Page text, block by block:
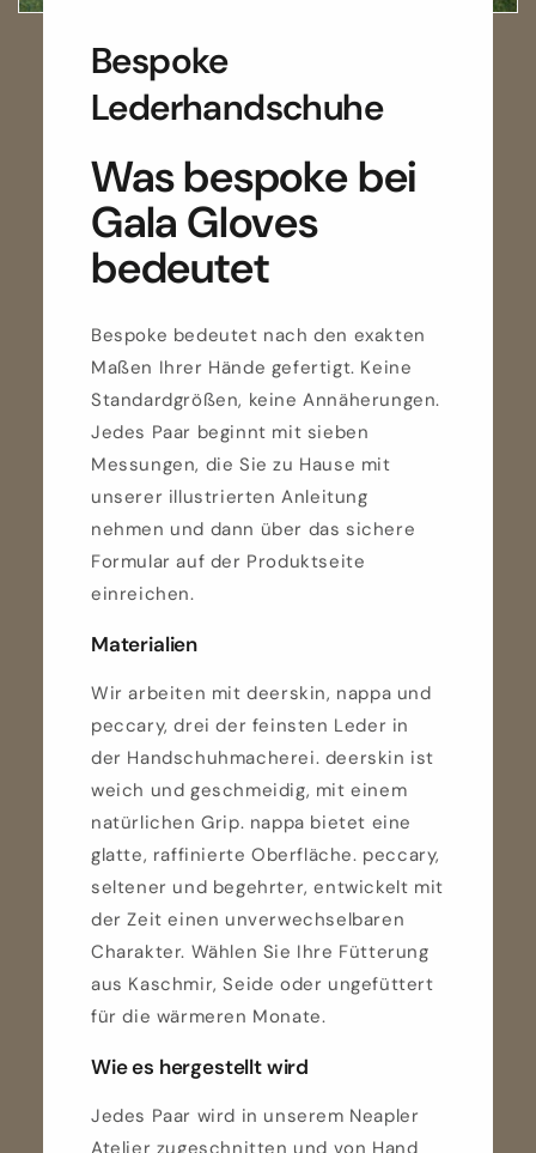
Bespoke
Lederhandschuhe
Was bespoke bei
Gala Gloves
bedeutet
Bespoke bedeutet nach den exakten
Maßen Ihrer Hände gefertigt. Keine
Standardgrößen, keine Annäherungen.
Jedes Paar beginnt mit sieben
Messungen, die Sie zu Hause mit
unserer illustrierten Anleitung
nehmen und dann über das sichere
Formular auf der Produktseite
einreichen.
Materialien
Wir arbeiten mit deerskin, nappa und
peccary, drei der feinsten Leder in
der Handschuhmacherei. deerskin ist
weich und geschmeidig, mit einem
natürlichen Grip. nappa bietet eine
glatte, raffinierte Oberfläche. peccary,
seltener und begehrter, entwickelt mit
der Zeit einen unverwechselbaren
Charakter. Wählen Sie Ihre Fütterung
aus Kaschmir, Seide oder ungefüttert
für die wärmeren Monate.
Wie es hergestellt wird
Jedes Paar wird in unserem Neapler
Atelier zugeschnitten und von Hand